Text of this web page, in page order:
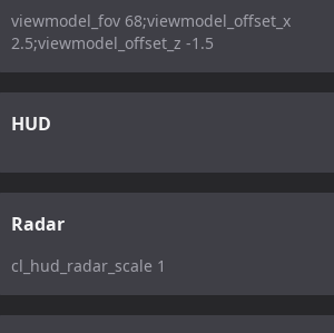
viewmodel_fov 68;viewmodel_offset_x
2.5;viewmodel_offset_z -1.5
HUD
Radar
cl_hud_radar_scale 1